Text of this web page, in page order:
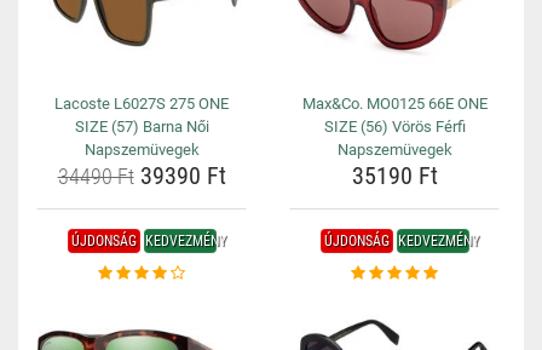
Lacoste L6027S 275 ONE
SIZE (57) Barna Női
Napszemüvegek
34490 Ft39390 Ft
Max&Co. MO0125 66E ONE
SIZE (56) Vörös Férfi
Napszemüvegek
35190 Ft
ÚJDONSÁG KEDVEZMÉNY ÚJDONSÁG KEDVEZMÉNY